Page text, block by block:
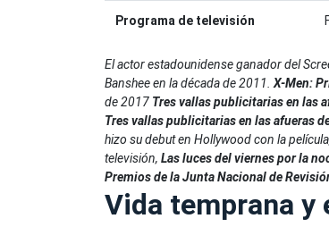
Programa de televisión
El actor estadounidense ganador del
Banshee en la década de 2011. X-Men:
de 2017 Tres vallas publicitarias en las
Tres vallas publicitarias en las afueras
hizo su debut en Hollywood con la
televisión, Las luces del viernes por la
Premios de la Junta Nacional de
Vida temprana y